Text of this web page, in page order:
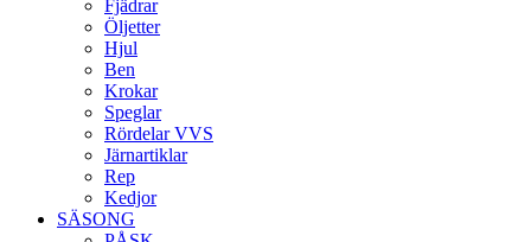
Fjädrar
Öljetter
Hjul
Ben
Krokar
Speglar
Rördelar VVS
Järnartiklar
Rep
Kedjor
SÄSONG